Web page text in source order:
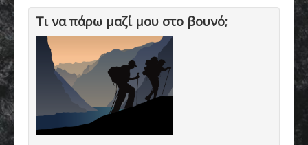
Τι να πάρω μαζί μου στο βουνό;